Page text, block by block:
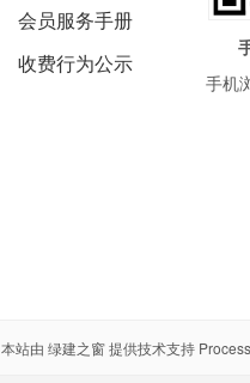
会员服务手册
收费行为公示
手机
本站由 绿建之窗提供技术支持